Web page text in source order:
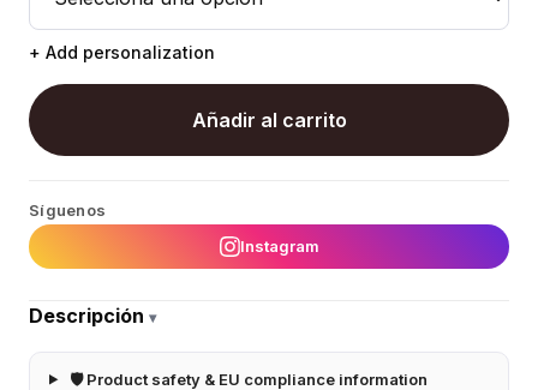
+ Add personalization
Añadir al carrito
Síguenos
Instagram
Descripción ▾
🛡 Product safety & EU compliance information